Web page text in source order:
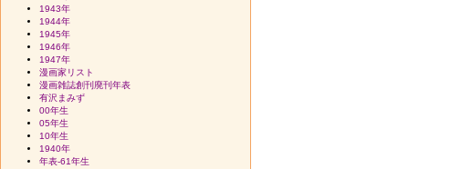
1943年
1944年
1945年
1946年
1947年
漫画家リスト
漫画雑誌創刊廃刊年表
有沢まみず
00年生
05年生
10年生
1940年
年表-61年生